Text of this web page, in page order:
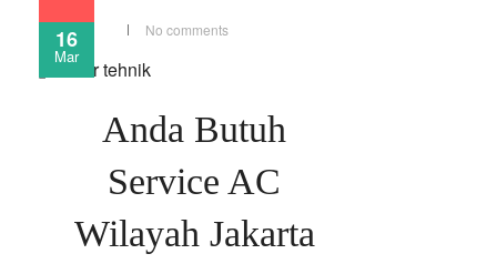
16
Mar
No comments
Anda Butuh
Service AC
Wilayah Jakarta